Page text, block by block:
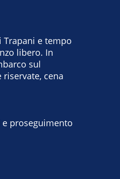
Trapani e tempo
libero. In
sul
cena
proseguimento